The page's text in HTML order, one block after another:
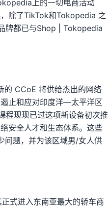
上的一切电商活动
除了TikTok和Tokopedia 之
牌都已与Shop | Tokopedia
的 CCoE 将供给杰出的网络
止和应对印度洋—太平洋区
程现现已过这项新设备初次推
安全人才和生态体系。这些
问题，并为该区域男/女人供
式进入东南亚最大的轿车商